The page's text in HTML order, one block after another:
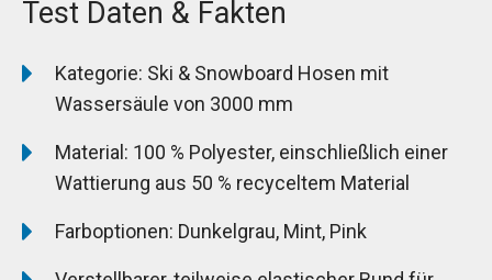
Test Daten & Fakten
Kategorie: Ski & Snowboard Hosen mit
Wassersäule von 3000 mm
Material: 100 % Polyester, einschließlich einer
Wattierung aus 50 % recyceltem Material
Farboptionen: Dunkelgrau, Mint, Pink